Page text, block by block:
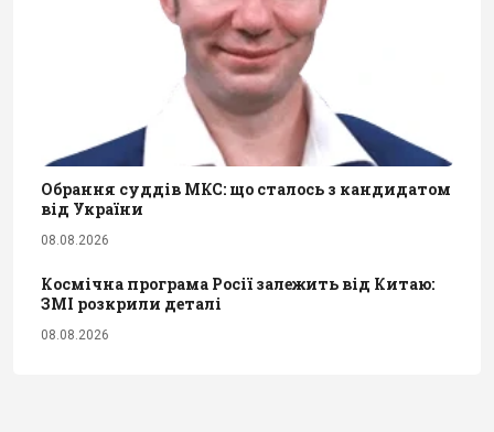
Обрання суддів МКС: що сталось з кандидатом
від України
08.08.2026
Космічна програма Росії залежить від Китаю:
ЗМІ розкрили деталі
08.08.2026